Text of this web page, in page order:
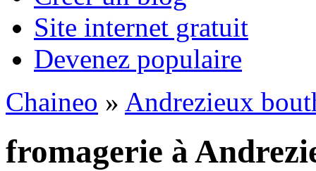
Site internet gratuit
Devenez populaire
Chaineo » Andrezieux
fromagerie à